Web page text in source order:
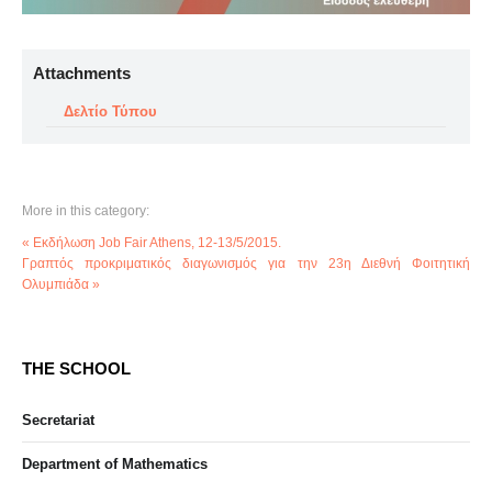
Attachments
Δελτίο Τύπου
More in this category:
« Εκδήλωση Job Fair Athens, 12-13/5/2015.
Γραπτός προκριματικός διαγωνισμός για την 23η Διεθνή Φοιτητική
Ολυμπιάδα »
THE SCHOOL
Secretariat
Department of Mathematics